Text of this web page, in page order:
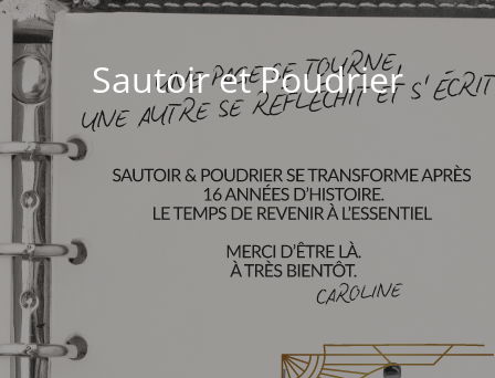
Sautoir et Poudrier